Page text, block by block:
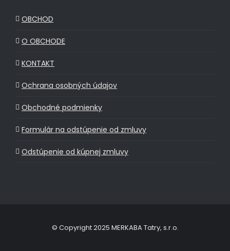
OBCHOD
O OBCHODE
KONTAKT
Ochrana osobných údajov
Obchodné podmienky
Formulár na odstúpenie od zmluvy
Odstúpenie od kúpnej zmluvy
© Copyright 2025 MERKABA Tatry, s.r.o.